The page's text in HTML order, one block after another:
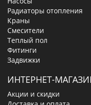
Радиаторы отопления
Краны
Смесители
Теплый пол
Фитинги
Задвижки
ИНТЕРНЕТ-
Акции и скидки